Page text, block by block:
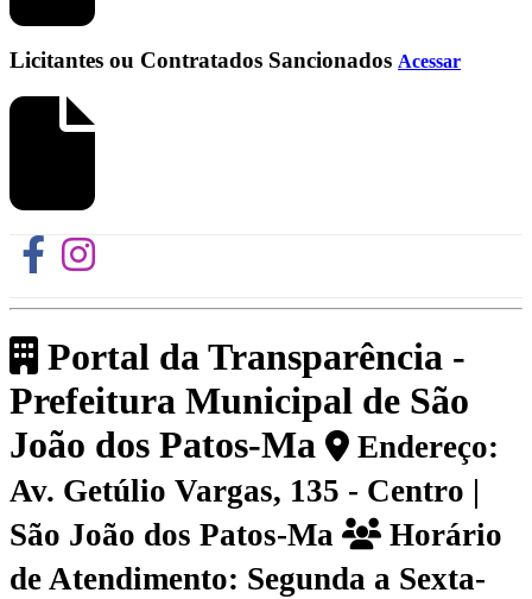
Licitantes ou Contratados Sancionados Acessar
Portal da Transparência -
Prefeitura Municipal de São
João dos Patos-Ma
Endereço:
Av. Getúlio Vargas, 135 - Centro |
São João dos Patos-Ma
Horário
de Atendimento: Segunda a Sexta-